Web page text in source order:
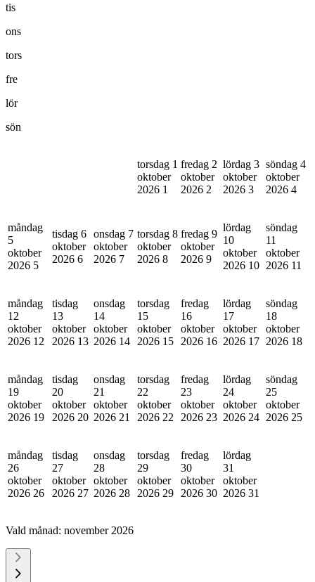
tis
ons
tors
fre
lör
sön
torsdag 1
oktober
2026 1
fredag 2
oktober
2026 2
lördag 3
oktober
2026 3
söndag 4
oktober
2026 4
måndag
5
oktober
2026 5
tisdag 6
oktober
2026 6
onsdag 7
oktober
2026 7
torsdag 8
oktober
2026 8
fredag 9
oktober
2026 9
lördag
10
oktober
2026 10
söndag
11
oktober
2026 11
måndag
12
oktober
2026 12
tisdag
13
oktober
2026 13
onsdag
14
oktober
2026 14
torsdag
15
oktober
2026 15
fredag
16
oktober
2026 16
lördag
17
oktober
2026 17
söndag
18
oktober
2026 18
måndag
19
oktober
2026 19
tisdag
20
oktober
2026 20
onsdag
21
oktober
2026 21
torsdag
22
oktober
2026 22
fredag
23
oktober
2026 23
lördag
24
oktober
2026 24
söndag
25
oktober
2026 25
måndag
26
oktober
2026 26
tisdag
27
oktober
2026 27
onsdag
28
oktober
2026 28
torsdag
29
oktober
2026 29
fredag
30
oktober
2026 30
lördag
31
oktober
2026 31
Vald månad: november 2026